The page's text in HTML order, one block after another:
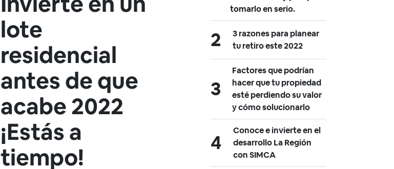
lote
residencial
antes de que
acabe 2022
¡Estás a
tiempo!
tomarlo en serio.
3 razones para planear
tu retiro este 2022
Factores que podrían
hacer que tu propiedad
esté perdiendo su valor
y cómo solucionarlo
Conoce e invierte en el
desarrollo La Región
con SIMCA